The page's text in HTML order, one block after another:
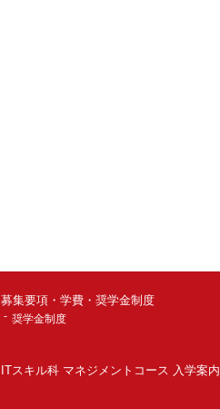
募集要項・学費・奨学金制度
奨学金制度
ITスキル科 マネジメントコース 入学案内